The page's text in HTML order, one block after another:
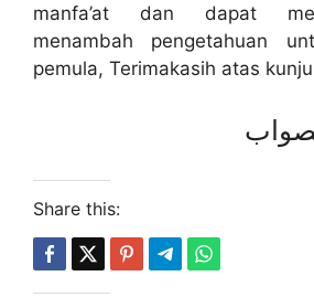
manfa’at dan dapat
menambah pengetahuan
pemula, Terimakasih atas
Share this: